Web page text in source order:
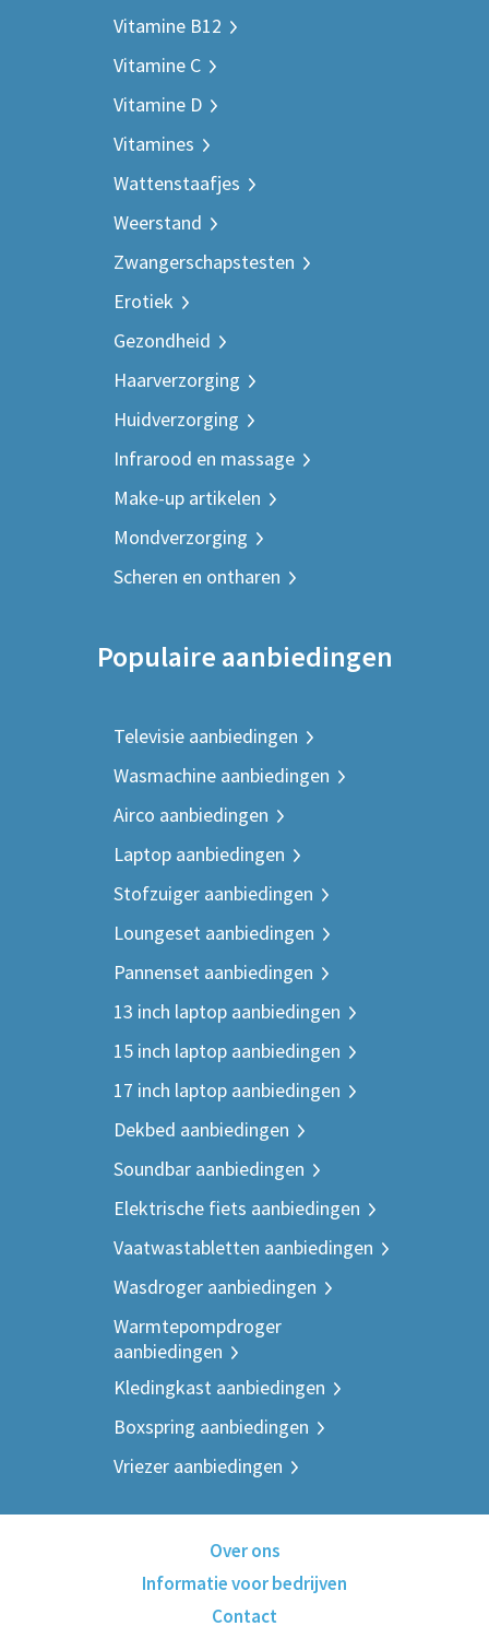
Vitamine B12
Vitamine C
Vitamine D
Vitamines
Wattenstaafjes
Weerstand
Zwangerschapstesten
Erotiek
Gezondheid
Haarverzorging
Huidverzorging
Infrarood en massage
Make-up artikelen
Mondverzorging
Scheren en ontharen
Populaire aanbiedingen
Televisie aanbiedingen
Wasmachine aanbiedingen
Airco aanbiedingen
Laptop aanbiedingen
Stofzuiger aanbiedingen
Loungeset aanbiedingen
Pannenset aanbiedingen
13 inch laptop aanbiedingen
15 inch laptop aanbiedingen
17 inch laptop aanbiedingen
Dekbed aanbiedingen
Soundbar aanbiedingen
Elektrische fiets aanbiedingen
Vaatwastabletten aanbiedingen
Wasdroger aanbiedingen
Warmtepompdroger
aanbiedingen
Kledingkast aanbiedingen
Boxspring aanbiedingen
Vriezer aanbiedingen
Over ons
Informatie voor bedrijven
Contact